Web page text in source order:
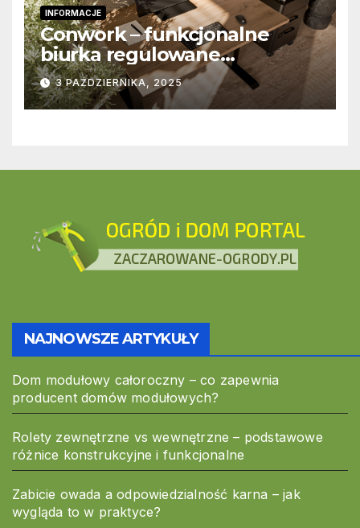
INFORMACJE
Conwork – funkcjonalne
biurka regulowane
stworzone z myślą o
nowoczesnych
przestrzeniach pracy
3 PAŹDZIERNIKA, 2025
NAJNOWSZE ARTYKUŁY
Dom modułowy całoroczny – co zapewnia
producent domów modułowych?
Rolety zewnętrzne vs wewnętrzne – podstawowe
różnice konstrukcyjne i funkcjonalne
Zabicie owada a odpowiedzialność karna – jak
wygląda to w praktyce?